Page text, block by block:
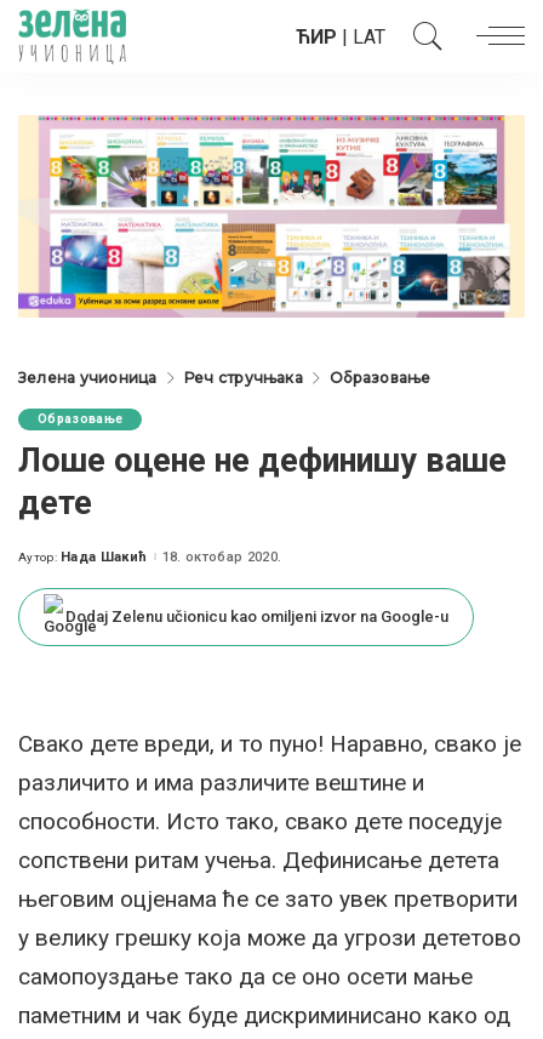
ЋИР | LAT
Зелена учионица Реч стручњака Образовање
Образовање
Лоше оцене не дефинишу ваше
дете
Posted
Аутор: Нада Шакић 18. октобар 2020.
Dodaj Zelenu učionicu kao omiljeni izvor na Google-u
Свако дете вреди, и то пуно! Наравно, свако је
различито и има различите вештине и
способности. Исто тако, свако дете поседује
сопствени ритам учења. Дефинисање детета
његовим оцјенама ће се зато увек претворити
у велику грешку која може да угрози дететово
самопоуздање тако да се оно осети мање
паметним и чак буде дискриминисано како од